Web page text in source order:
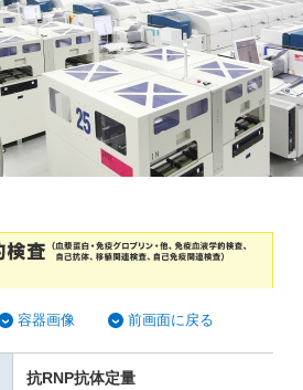
容器画像 前画面に戻る
抗RNP抗体定量